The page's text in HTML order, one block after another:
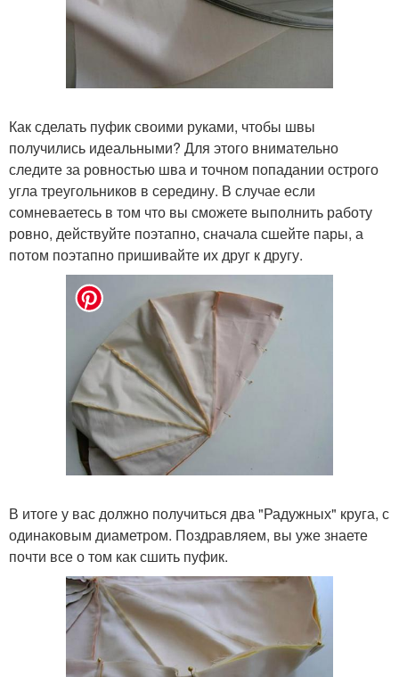
Как сделать пуфик своими руками, чтобы швы
получились идеальными? Для этого внимательно
следите за ровностью шва и точном попадании острого
угла треугольников в середину. В случае если
сомневаетесь в том что вы сможете выполнить работу
ровно, действуйте поэтапно, сначала сшейте пары, а
потом поэтапно пришивайте их друг к другу.
В итоге у вас должно получиться два "Радужных" круга, с
одинаковым диаметром. Поздравляем, вы уже знаете
почти все о том как сшить пуфик.